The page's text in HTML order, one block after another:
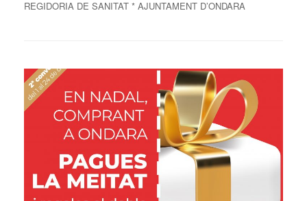
REGIDORIA DE SANITAT * AJUNTAMENT D’ONDARA